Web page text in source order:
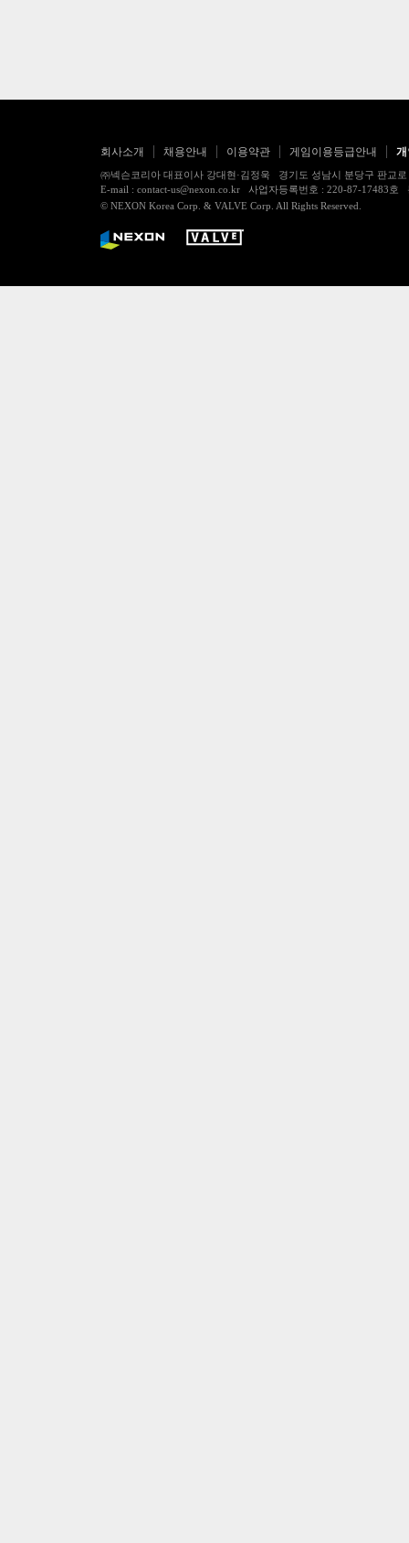
회사소개 채용안내 이용약관 게임이용등급안내
㈜넥슨코리아 대표이사 강대현·김정욱 경기도 성남시 분당구 판교
E-mail : contact-us@nexon.co.kr 사업자등록번호 : 220-87-17483
© NEXON Korea Corp. & VALVE Corp. All Rights Reserved.